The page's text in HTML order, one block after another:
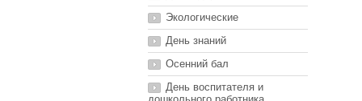
Экологические
День знаний
Осенний бал
День воспитателя и